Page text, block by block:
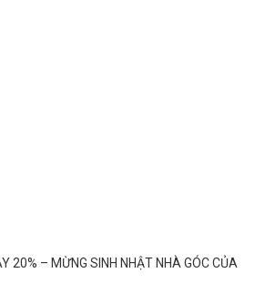
20% – MỪNG SINH NHẬT NHÀ GÓC CỦA